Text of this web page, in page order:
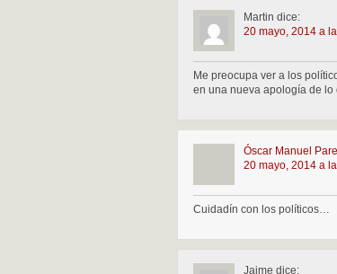
Martin dice:
20 mayo, 2014 a
Me preocupa ver a los
en una nueva apología de
Óscar Manuel
20 mayo, 2014 a
Cuidadín con los políticos…
Jaime dice: